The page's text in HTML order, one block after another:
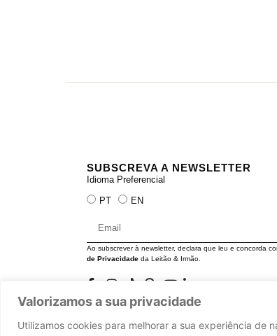
Valorizamos a sua privacidade
Utilizamos cookies para melhorar a sua experiência de
SUBSCREVA A NEWSLETTER
Idioma Preferencial
PT EN
Ao subscrever à newsletter, declara que leu e concorda
de Privacidade da Leitão & Irmão.
Leitão & Irmão, 2026. Todos os direitos